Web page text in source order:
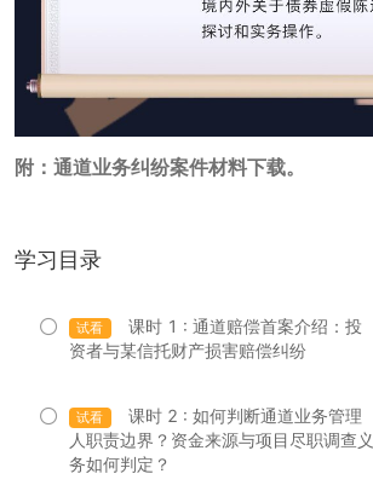
附：通道业务纠纷案件材料下载。
学习目录
试看
课时 1 : 通道赔偿首案介绍：投
资者与某信托财产损害赔偿纠纷
试看
课时 2 : 如何判断通道业务管理
人职责边界？资金来源与项目尽职调查义
务如何判定？